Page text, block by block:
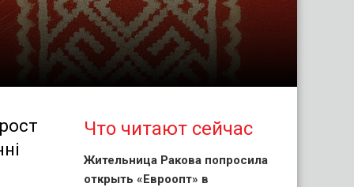
Что читают сейчас
Жительница Ракова попросила
открыть «Евроопт» в